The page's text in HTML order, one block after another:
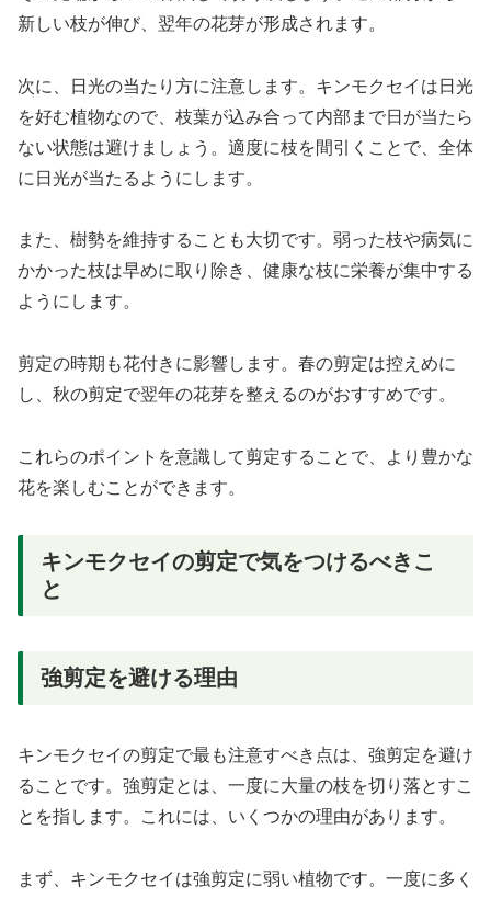
新しい枝が伸び、翌年の花芽が形成されます。
次に、日光の当たり方に注意します。キンモクセイは日光
を好む植物なので、枝葉が込み合って内部まで日が当たら
ない状態は避けましょう。適度に枝を間引くことで、全体
に日光が当たるようにします。
また、樹勢を維持することも大切です。弱った枝や病気に
かかった枝は早めに取り除き、健康な枝に栄養が集中する
ようにします。
剪定の時期も花付きに影響します。春の剪定は控えめに
し、秋の剪定で翌年の花芽を整えるのがおすすめです。
これらのポイントを意識して剪定することで、より豊かな
花を楽しむことができます。
キンモクセイの剪定で気をつけるべきこ
と
強剪定を避ける理由
キンモクセイの剪定で最も注意すべき点は、強剪定を避け
ることです。強剪定とは、一度に大量の枝を切り落とすこ
とを指します。これには、いくつかの理由があります。
まず、キンモクセイは強剪定に弱い植物です。一度に多く